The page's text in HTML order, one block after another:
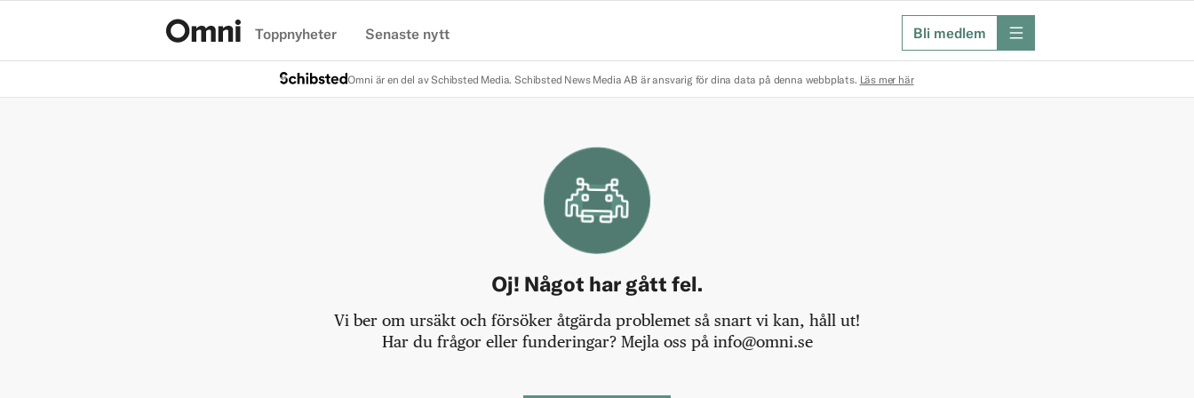
Toppnyheter Senaste nytt Bli medlem meny
Omni är en del av Schibsted Media. Schibsted News Media AB är ansvarig för dina data på denna webbplats. Läs mer här
Oj! Något har gått fel.
Vi ber om ursäkt och försöker åtgärda problemet så snart vi kan, håll ut!
Har du frågor eller funderingar? Mejla oss på info@omni.se